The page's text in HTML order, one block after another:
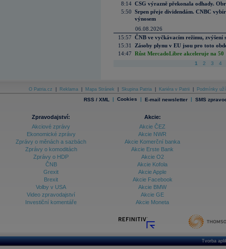
8:14 CSG výrazně překonala odhady.
5:50 Srpen přeje dividendám. CNBC
výnosem
06.08.2026
15:57 ČNB ve vyčkávacím režimu, zvýšení
15:31
Zásoby plynu v EU jsou pro toto
14:47 Růst MercadoLibre akceleruje na
1 2 3 4
O Patria.cz Reklama Mapa Stránek Skupina Patria Kariéra v Patrii Podmínky
RSS / XML | Cookies | E-mail newsletter | SMS
Zpravodajství:
Akciové zprávy
Ekonomické zprávy
Zprávy o měnách a sazbách
Zprávy o komoditách
Zprávy o HDP
ČNB
Grexit
Brexit
Volby v USA
Video zpravodajství
Investiční komentáře
Akcie:
Akcie ČEZ
Akcie NWR
Akcie Komerční banka
Akcie Erste Bank
Akcie O2
Akcie Kofola
Akcie Apple
Akcie Facebook
Akcie BMW
Akcie GE
Akcie Moneta
Tvorba